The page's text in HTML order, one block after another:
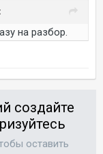
на разбор.
создайте
оставить